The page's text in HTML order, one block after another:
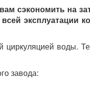
сэкономить на
эксплуатации
циркуляцией воды.
завода: